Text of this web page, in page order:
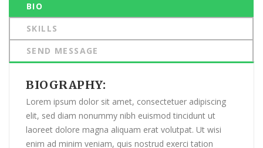
BIO
SKILLS
SEND MESSAGE
BIOGRAPHY:
Lorem ipsum dolor sit amet, consectetuer adipiscing
elit, sed diam nonummy nibh euismod tincidunt ut
laoreet dolore magna aliquam erat volutpat. Ut wisi
enim ad minim veniam, quis nostrud exerci tation